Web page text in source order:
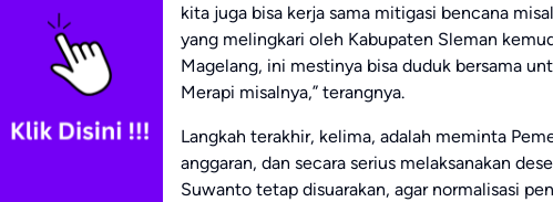
kita juga bisa kerja sama mitigasi bencana
yang melingkari oleh Kabupaten Sleman
Magelang, ini mestinya bisa duduk bersama
Merapi misalnya,” terangnya.
Langkah terakhir, kelima, adalah meminta
anggaran, dan secara serius melaksanakan
Suwanto tetap disuarakan, agar normalisasi